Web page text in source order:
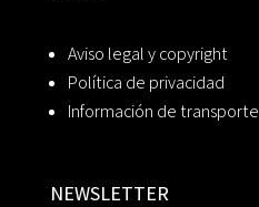
Aviso legal y copyright
Política de privacidad
Información de transporte
NEWSLETTER